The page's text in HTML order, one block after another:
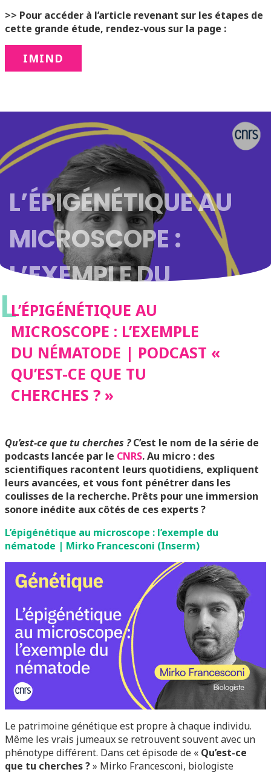
>> Pour accéder à l’article revenant sur les étapes de
cette grande étude, rendez-vous sur la page :
IMIND
L’ÉPIGÉNÉTIQUE AU
MICROSCOPE :
L’EXEMPLE DU
NÉMATODE |
PODCAST « QU’EST-
CE QUE TU
LL’ÉPIGÉNÉTIQUE AU
MICROSCOPE : L’EXEMPLE
DU NÉMATODE | PODCAST «
QU’EST-CE QUE TU
CHERCHES ? »
Qu’est-ce que tu cherches ?C’est le nom de la série de
podcasts lancée par le CNRS. Au micro : des
scientifiques racontent leurs quotidiens, expliquent
leurs avancées, et vous font pénétrer dans les
coulisses de la recherche. Prêts pour une immersion
sonore inédite aux côtés de ces experts ?
L’épigénétique au microscope : l’exemple du
nématode | Mirko Francesconi (Inserm)
Le patrimoine génétique est propre à chaque individu.
Même les vrais jumeaux se retrouvent souvent avec un
phénotype différent. Dans cet épisode de « Qu’est-ce
que tu cherches ?» Mirko Francesconi, biologiste